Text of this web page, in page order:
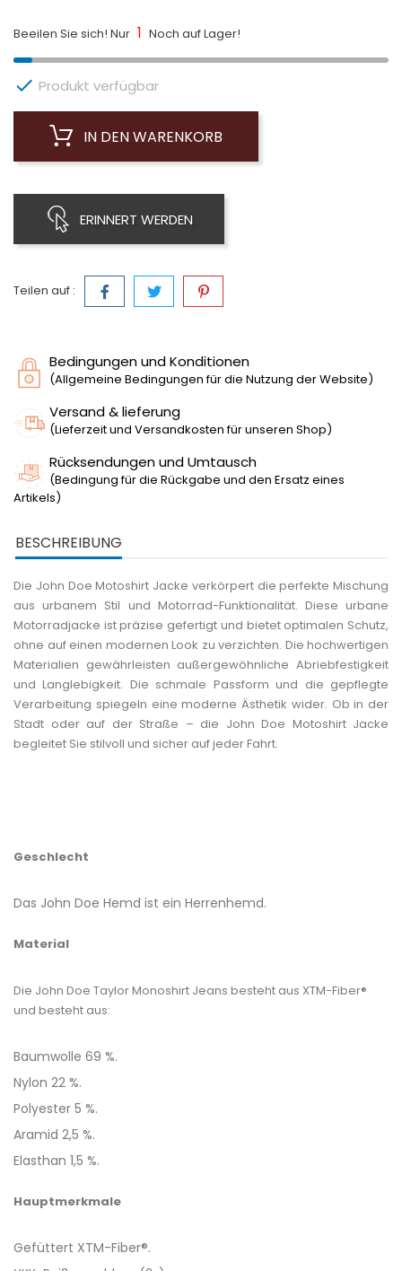
Beeilen Sie sich! Nur 1 Noch auf Lager!
 Produkt verfügbar
IN DEN WARENKORB
ERINNERT WERDEN
Teilen auf :
Bedingungen und Konditionen
(Allgemeine Bedingungen für die Nutzung der Website)
Versand & lieferung
(Lieferzeit und Versandkosten für unseren Shop)
Rücksendungen und Umtausch
(Bedingung für die Rückgabe und den Ersatz eines
Artikels)
BESCHREIBUNG
Die John Doe Motoshirt Jacke verkörpert die perfekte Mischung
aus urbanem Stil und Motorrad-Funktionalität. Diese urbane
Motorradjacke ist präzise gefertigt und bietet optimalen Schutz,
ohne auf einen modernen Look zu verzichten. Die hochwertigen
Materialien gewährleisten außergewöhnliche Abriebfestigkeit
und Langlebigkeit. Die schmale Passform und die gepflegte
Verarbeitung spiegeln eine moderne Ästhetik wider. Ob in der
Stadt oder auf der Straße – die John Doe Motoshirt Jacke
begleitet Sie stilvoll und sicher auf jeder Fahrt.
Geschlecht
Das John Doe Hemd ist ein Herrenhemd.
Material
Die John Doe Taylor Monoshirt Jeans besteht aus XTM-Fiber®
und besteht aus:
Baumwolle 69 %.
Nylon 22 %.
Polyester 5 %.
Aramid 2,5 %.
Elasthan 1,5 %.
Hauptmerkmale
Gefüttert XTM-Fiber®.